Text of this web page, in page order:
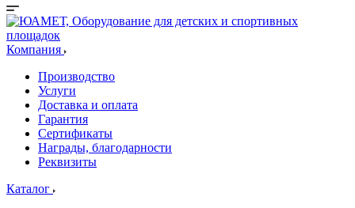
Компания
Производство
Услуги
Доставка и оплата
Гарантия
Сертификаты
Награды, благодарности
Реквизиты
Каталог